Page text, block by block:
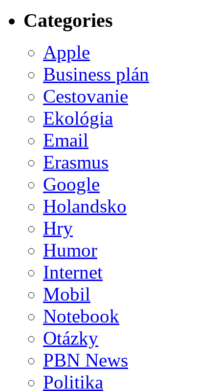
Categories
Apple
Business plán
Cestovanie
Ekológia
Email
Erasmus
Google
Holandsko
Hry
Humor
Internet
Mobil
Notebook
Otázky
PBN News
Politika